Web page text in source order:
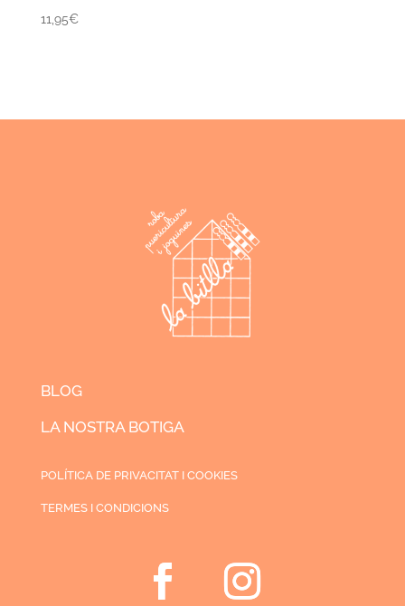
11,95€
BLOG
LA NOSTRA BOTIGA
POLÍTICA DE PRIVACITAT I COOKIES
TERMES I CONDICIONS